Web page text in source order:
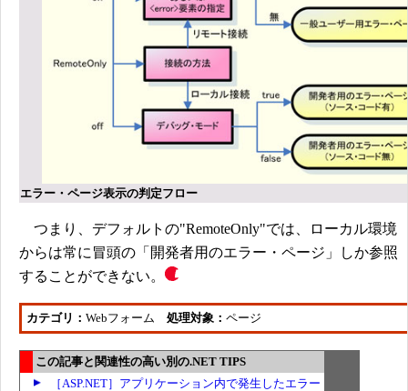
エラー・ページ表示の判定フロー
つまり、デフォルトの"RemoteOnly"では、ローカル環境
からは常に冒頭の「開発者用のエラー・ページ」しか参照
することができない。
カテゴリ： Webフォーム 処理対象： ページ
この記事と関連性の高い別の.NET TIPS
［ASP.NET］アプリケーション内で発生したエラー